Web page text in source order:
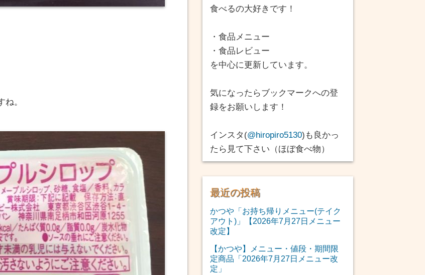
。
食べるの大好きです！
・食品メニュー
・食品レビュー
を中心に更新しています。
気になったらブックマークへの登
録をお願いします！
インスタ(@hiropiro5130)も良かっ
たら見て下さい（ほぼ食べ物）
最近の投稿
かつや「お持ち帰りメニュー(テイク
アウト)」【2026年7月27日メニュー
改定】
【かつや】メニュー・値段・期間限
定商品「2026年7月27日メニュー改
定」